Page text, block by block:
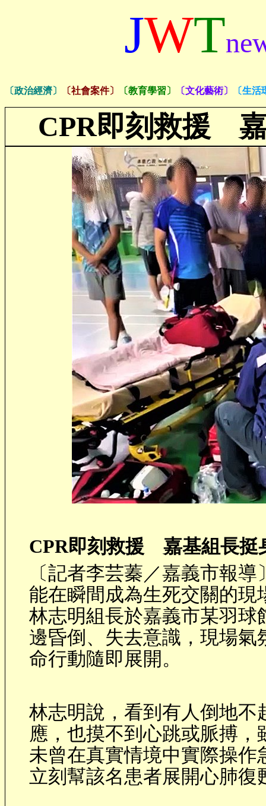
JWT
〔政治經濟〕 〔社會案件〕 〔教育學習〕 〔文化藝術〕 〔生活
CPR即刻救援 嘉
CPR即刻救援 嘉基組長挺
〔記者李芸蓁／嘉義市報
能在瞬間成為生死交關的
林志明組長於嘉義市某羽球
邊昏倒、失去意識，現場
命行動隨即展開。
林志明說，看到有人倒地
應，也摸不到心跳或脈搏
未曾在真實情境中實際操
立刻幫該名患者展開心肺